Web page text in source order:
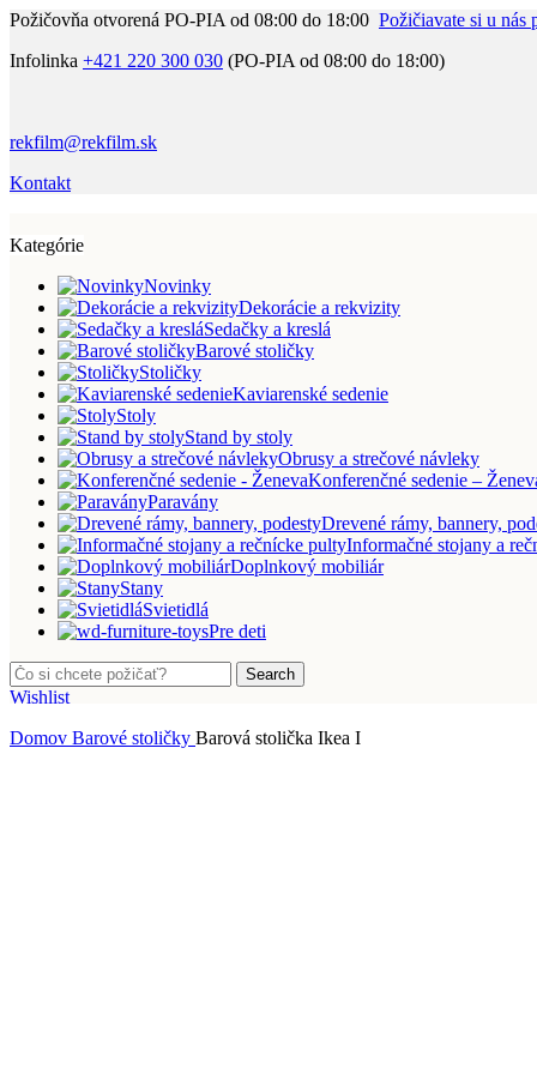
Požičovňa otvorená PO-PIA od 08:00 do 18:00 Požičiavate si u nás
Infolinka +421 220 300 030 (PO-PIA od 08:00 do 18:00)
rekfilm@rekfilm.sk
Kontakt
Kategórie
Novinky
Dekorácie a rekvizity
Sedačky a kreslá
Barové stoličky
Stoličky
Kaviarenské sedenie
Stoly
Stand by stoly
Obrusy a strečové návleky
Konferenčné sedenie –
Paravány
Drevené rámy, bannery,
Informačné stojany a
Doplnkový mobiliár
Stany
Svietidlá
Pre deti
Search
Wishlist
Domov Barové stoličky Barová stolička Ikea I